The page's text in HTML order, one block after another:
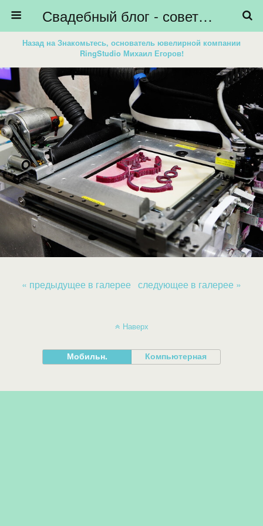
Свадебный блог - советы невестам, подготовка к свадьбе - HiBride
Назад на Знакомьтесь, основатель ювелирной компании
RingStudio Михаил Егоров!
« предыдущее в галерее следующее в галерее »
Наверх
Мобильн. Компьютерная